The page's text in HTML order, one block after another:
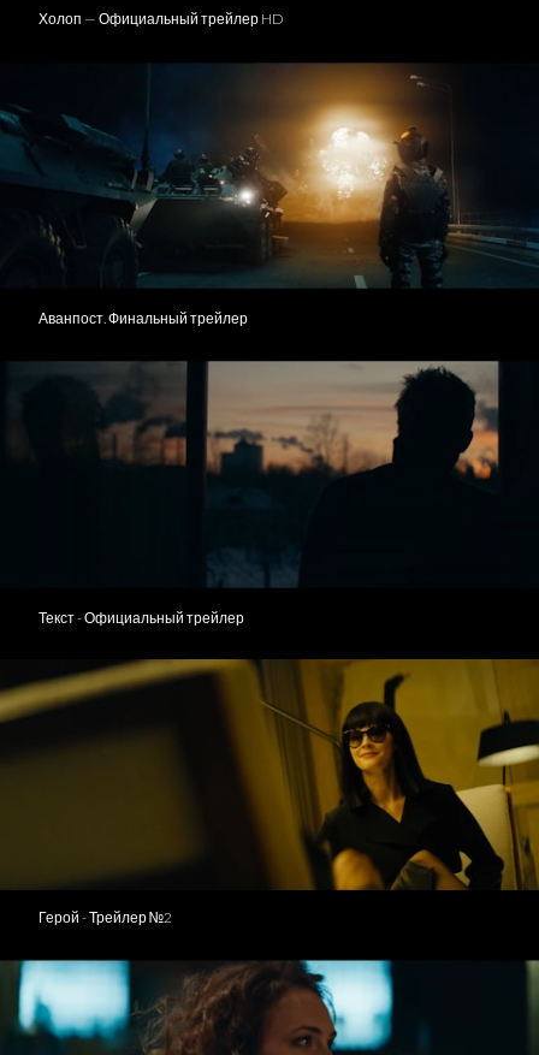
Холоп — Официальный трейлер HD
Аванпост. Финальный трейлер
Текст - Официальный трейлер
Герой - Трейлер №2